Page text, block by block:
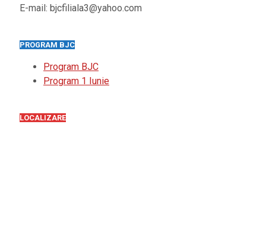
E-mail: bjcfiliala3@yahoo.com
PROGRAM BJC
Program BJC
Program 1 Iunie
LOCALIZARE